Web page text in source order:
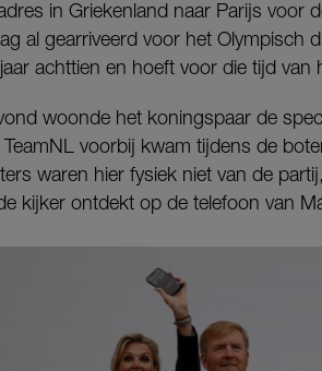
in Griekenland naar Parijs voor
al gearriveerd voor het Olympisch
achttien en hoeft voor die tijd
woonde het koningspaar de
TeamNL voorbij kwam tijdens de
waren hier fysiek niet van de
kijker ontdekt op de telefoon van